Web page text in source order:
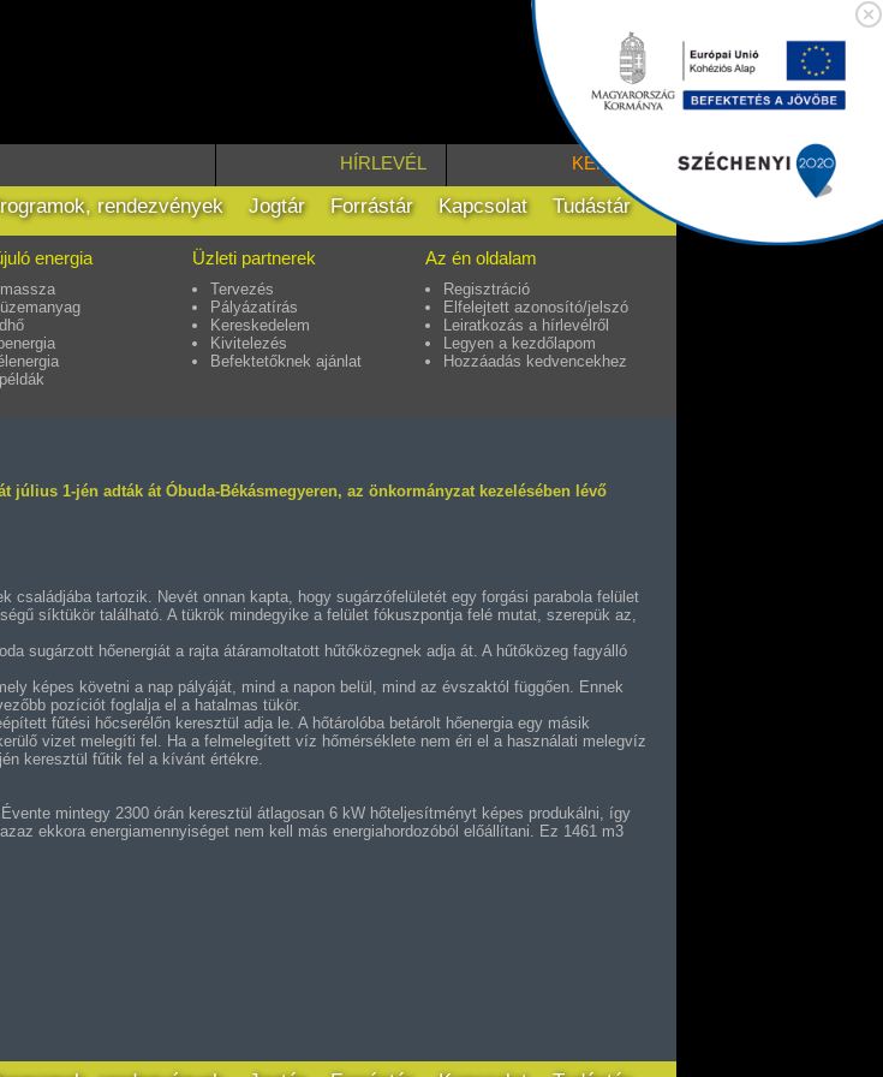
KERESÉS
HÍRLEVÉL
rendezvények Jogtár Forrástár Kapcsolat Tudástár
energia Üzleti partnerek
Tervezés
Pályázatírás
Kereskedelem
Kivitelezés
Befektetőknek ajánlat
Az én oldalam
Regisztráció
Elfelejtett azonosító/jelszó
Leiratkozás a hírlevélről
Legyen a kezdőlapom
Hozzáadás kedvencekhez
1-jén adták át Óbuda-Békásmegyeren, az önkormányzat kezelésében lévő
családjába tartozik. Nevét onnan kapta, hogy sugárzófelületét egy forgási parabola felület
síktükör található. A tükrök mindegyike a felület fókuszpontja felé mutat, szerepük az,
sugárzott hőenergiát a rajta átáramoltatott hűtőközegnek adja át. A hűtőközeg fagyálló
képes követni a nap pályáját, mind a napon belül, mind az évszaktól függően. Ennek
pozíciót foglalja el a hatalmas tükör.
fűtési hőcserélőn keresztül adja le. A hőtárolóba betárolt hőenergia egy másik
vizet melegíti fel. Ha a felmelegített víz hőmérséklete nem éri el a használati melegvíz
keresztül fűtik fel a kívánt értékre.
mintegy 2300 órán keresztül átlagosan 6 kW hőteljesítményt képes produkálni, így
ekkora energiamennyiséget nem kell más energiahordozóból előállítani. Ez 1461 m3